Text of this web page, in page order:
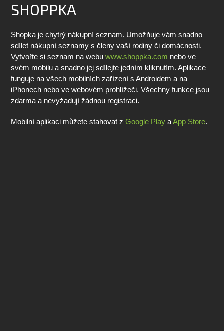
SHOPPKA
Shopka je chytrý nákupní seznam. Umožňuje vám snadno
sdílet nákupní seznamy s členy vaší rodiny či domácnosti.
Vytvořte si seznam na webuwww.shoppka.com nebo ve
svém mobilu a snadno jej sdílejte jedním kliknutím. Aplikace
funguje na všech mobilních zařízení s Androidem a na
iPhonech nebo ve webovém prohlížeči. Všechny funkce jsou
zdarma a nevyžadují žádnou registraci.
Mobilní aplikaci můžete stahovat zGoogle Play aApp Store.